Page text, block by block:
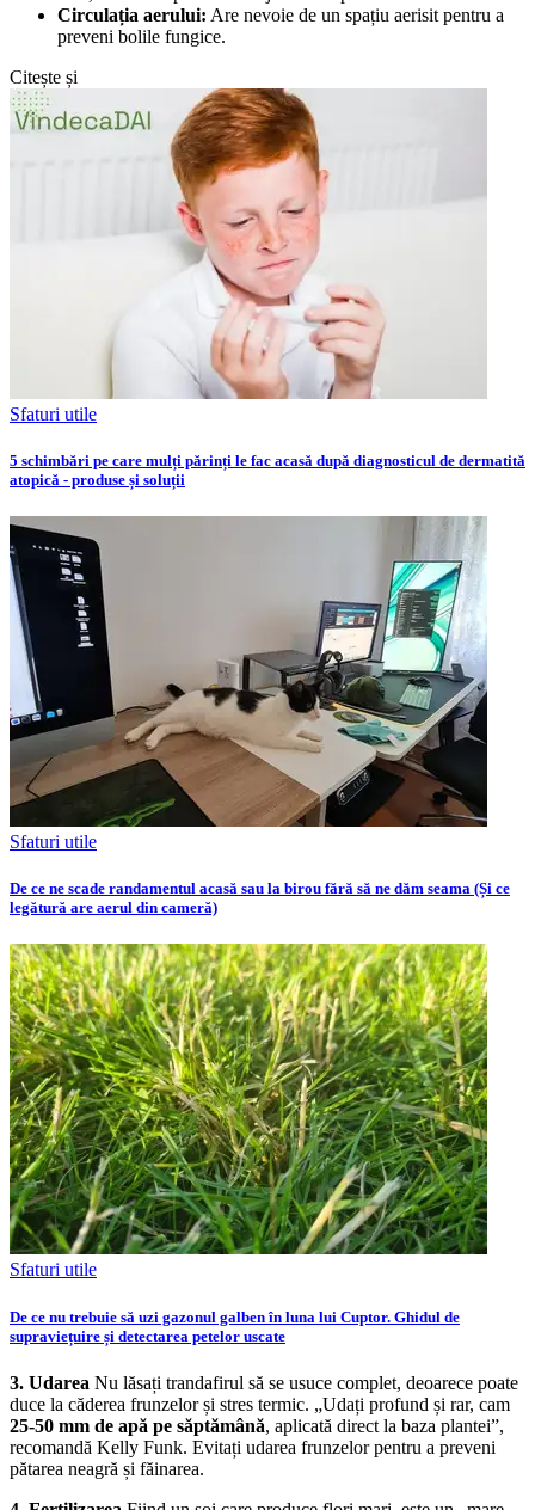
Circulația aerului: Are nevoie de un spațiu aerisit pentru a
preveni bolile fungice.
Citește și
Sfaturi utile
5 schimbări pe care mulți părinți le fac acasă după diagnosticul de dermatită
atopică - produse și soluții
Sfaturi utile
De ce ne scade randamentul acasă sau la birou fără să ne dăm seama (Și ce
legătură are aerul din cameră)
Sfaturi utile
De ce nu trebuie să uzi gazonul galben în luna lui Cuptor. Ghidul de
supraviețuire și detectarea petelor uscate
3. Udarea Nu lăsați trandafirul să se usuce complet, deoarece poate
duce la căderea frunzelor și stres termic. „Udați profund și rar, cam
25-50 mm de apă pe săptămână, aplicată direct la baza plantei”,
recomandă Kelly Funk. Evitați udarea frunzelor pentru a preveni
pătarea neagră și făinarea.